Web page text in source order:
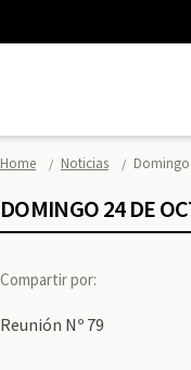
Home Noticias
DOMINGO 24 DE
Compartir por:
Reunión Nº 79